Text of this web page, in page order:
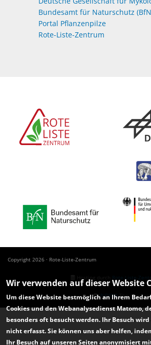
Bundesamt für Naturschutz
Portal Pflanzenpilze
Rote-Liste-Zentrum
Copyright 2026 · Rote-Liste-Zentrum
Rote-Liste-
INDICIAThe open
Wir verwenden auf dieser Website
Um diese Website bestmöglich an Ihrem
Cookies und den Webanalysedienst Matomo,
besonders oft besucht werden. Ihr Besuch
nicht erfasst. Sie können uns aber helfen,
Ihr Besuch auf unseren Seiten anonymisiert